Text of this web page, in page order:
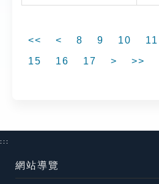
<< < 8 9 10 11
15
16 17 > >>
:::
網站導覽